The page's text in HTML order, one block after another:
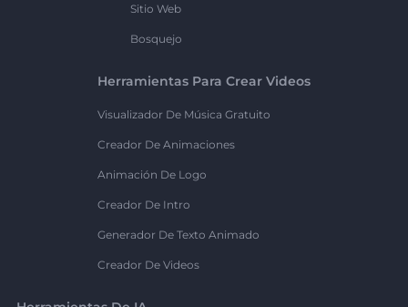
Sitio Web
Bosquejo
Herramientas Para Crear Videos
Visualizador De Música Gratuito
Creador De Animaciones
Animación De Logo
Creador De Intro
Generador De Texto Animado
Creador De Videos